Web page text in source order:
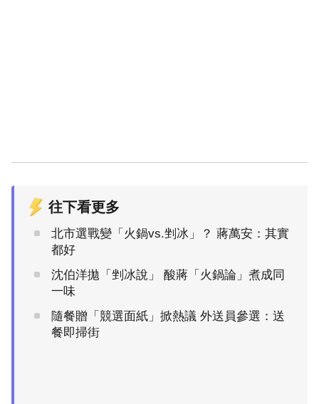
往下看更多
北市選戰變「火鍋vs.剉冰」？ 蔣萬安：其實
都好
沈伯洋拋「剉冰說」 酸蔣「火鍋論」煮成同
一味
隨餐贈「競選面紙」掀熱議 外送員參選：送
餐即掃街